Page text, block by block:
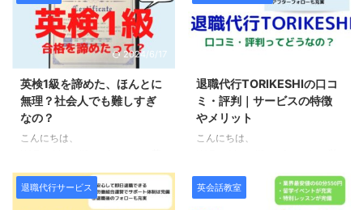
職代行即ヤメ。 一体どのような
退職代行サービスなのか気になっ
ている方も多いのではないかと思
います。 この記事では退職代行
サービス即ヤメの特徴や料金プラ
ン、メリット・デメリット、実際
に利用している一般ユーザーによ
る口コミ・評判をまとめていま
す。 まず先に結論となります
りです。 おすすめ出来ない方 全
額返金保証が欲しい 転職もサポ
かなり難易度の高い資格試験とし
て知られており、化け物レベルな
どと言われることが多いようで
の本当の英語力や本当に化け物と
言えるレベルなのかどうかについ
て解説しています。 まず先に結
論となりますが、英検1級は化け
す。 英検1級は化け物ではない理
由 合格率10％で超難関とは ...
2024/6/17
英検1級を諦めた、ほんとに
無理？社会人でも難しすぎ
なの？
こんにちは、
検系資格の中でも最高峰の資格試
験として知られている英検1級で
すが、やはりその難易度から合格
退職代行TORIKESHIの口コ
ミ・評判｜サービスの特徴
やメリット
こんにちは、
職を実現すると評判の退職代行
TORIKESHI。 一体どのような退
退職代行サービス 英会話教室